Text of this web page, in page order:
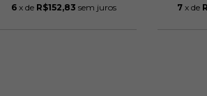
6 x de R$152,83 sem juros 7 x de